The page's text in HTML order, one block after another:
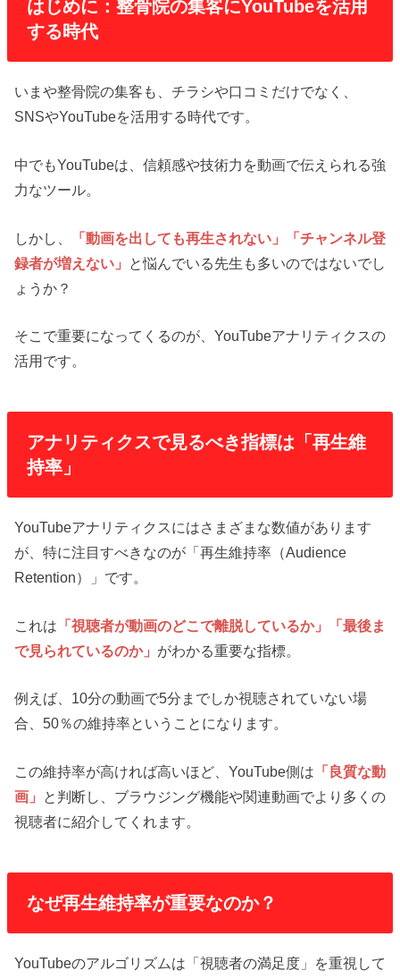
はじめに：整骨院の集客にYouTubeを活用
する時代
いまや整骨院の集客も、チラシや口コミだけでなく、
SNSやYouTubeを活用する時代です。
中でもYouTubeは、信頼感や技術力を動画で伝えられる強
力なツール。
しかし、
「動画を出しても再生されない」「チャンネル登
録者が増えない」
と悩んでいる先生も多いのではないでし
ょうか？
そこで重要になってくるのが、YouTubeアナリティクスの
活用です。
アナリティクスで見るべき指標は「再生維
持率」
YouTubeアナリティクスにはさまざまな数値があります
が、特に注目すべきなのが「再生維持率（Audience
Retention）」です。
これは 「視聴者が動画のどこで離脱しているか」「最後ま
で見られているのか」 がわかる重要な指標。
例えば、10分の動画で5分までしか視聴されていない場
合、50％の維持率ということになります。
この維持率が高ければ高いほど、YouTube側は 「良質な動
画」
と判断し、ブラウジング機能や関連動画でより多くの
視聴者に紹介してくれます。
なぜ再生維持率が重要なのか？
YouTubeのアルゴリズムは「視聴者の満足度」を重視して